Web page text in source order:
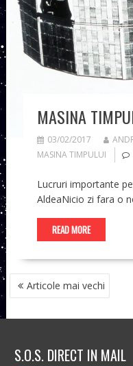
MASINA
03/02/2017
MASINA TIMPULUI
Lucruri importante
AldeaNicio zi fara o
READ MORE
NAVIGARE
ÎN Articole mai vechi
S.O.S. DIRECT IN MAIL